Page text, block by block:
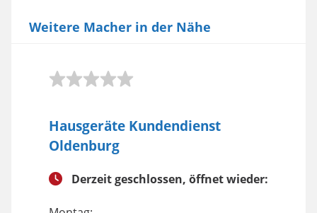
Weitere Macher in der Nähe
Hausgeräte Kundendienst
Oldenburg
Derzeit geschlossen, öffnet wieder: